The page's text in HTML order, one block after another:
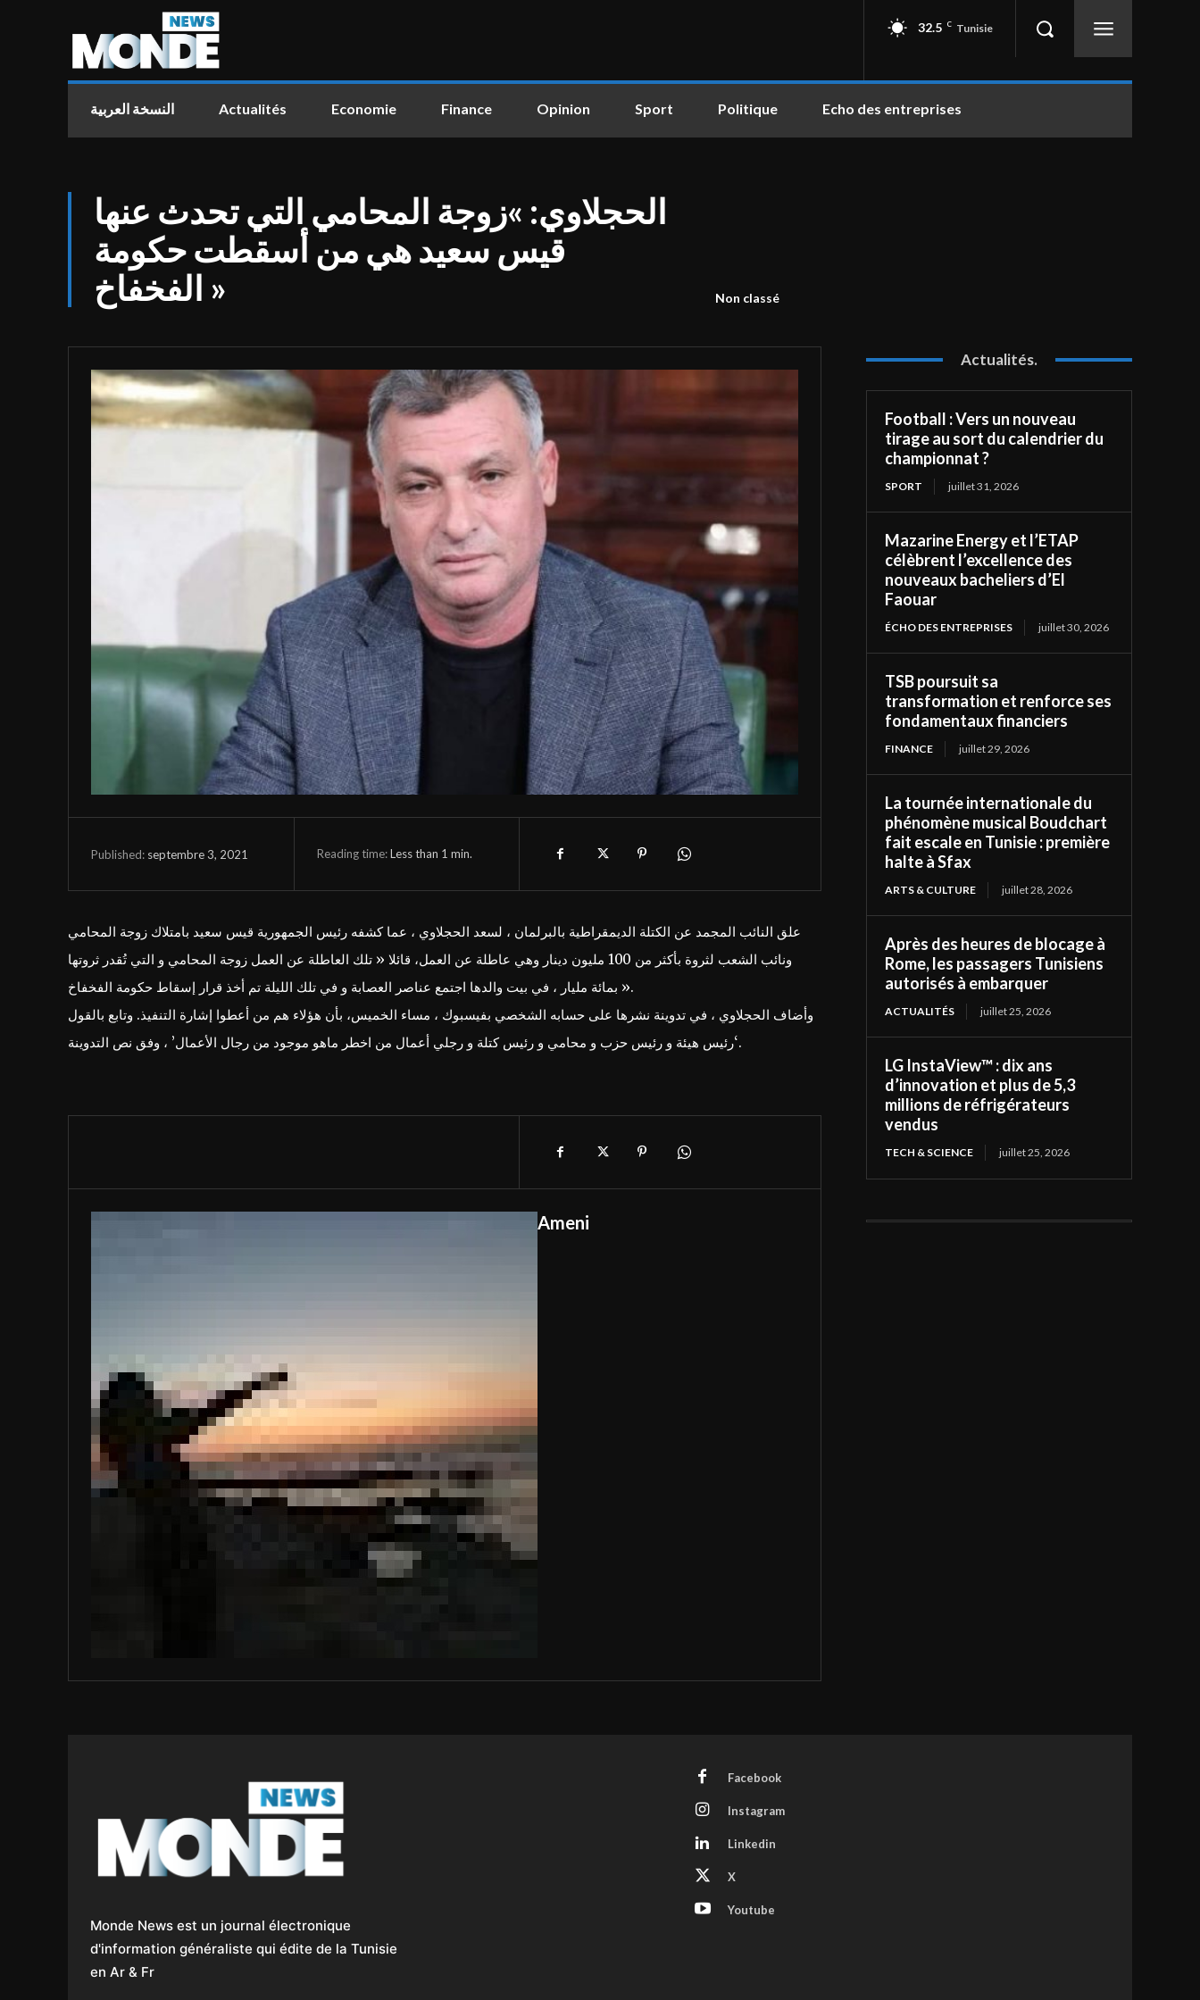
32.5 C Tunisie
النسخة العربية Actualités Economie Finance Opinion Sport Politique Echo des entreprises
الحجلاوي: »زوجة المحامي التي تحدث عنها
قيس سعيد هي من أسقطت حكومة
الفخفاخ »
Non classé
Published: septembre 3, 2021 Reading time:Less than 1 min.
علق النائب المجمد عن الكتلة الديمقراطية بالبرلمان ، لسعد الحجلاوي ، عما كشفه رئيس الجمهورية قيس سعيد بامتلاك زوجة المحامي
ونائب الشعب لثروة بأكثر من 100 مليون دينار وهي عاطلة عن العمل، قائلا « تلك العاطلة عن العمل زوجة المحامي و التي تُقدر ثروتها
بمائة مليار ، في بيت والدها اجتمع عناصر العصابة و في تلك الليلة تم أخذ قرار إسقاط حكومة الفخفاخ ».
وأضاف الحجلاوي ، في تدوينة نشرها على حسابه الشخصي بفيسبوك ، مساء الخميس، بأن هؤلاء هم من أعطوا إشارة التنفيذ. وتابع بالقول
‘رئيس هيئة و رئيس حزب و محامي و رئيس كتلة و رجلي أعمال من اخطر ماهو موجود من رجال الأعمال’ ، وفق نص التدوينة.
Ameni
Actualités.
Football : Vers un nouveau
tirage au sort du calendrier du
championnat ?
SPORT juillet 31, 2026
Mazarine Energy et l’ETAP
célèbrent l’excellence des
nouveaux bacheliers d’El
Faouar
ÉCHO DES ENTREPRISES juillet 30, 2026
TSB poursuit sa
transformation et renforce ses
fondamentaux financiers
FINANCE juillet 29, 2026
La tournée internationale du
phénomène musical Boudchart
fait escale en Tunisie : première
halte à Sfax
ARTS & CULTURE juillet 28, 2026
Après des heures de blocage à
Rome, les passagers Tunisiens
autorisés à embarquer
ACTUALITÉS juillet 25, 2026
LG InstaView™ : dix ans
d’innovation et plus de 5,3
millions de réfrigérateurs
vendus
TECH & SCIENCE juillet 25, 2026
Monde News est un journal électronique
d'information généraliste qui édite de la Tunisie
en Ar & Fr
Facebook
Instagram
Linkedin
X
Youtube